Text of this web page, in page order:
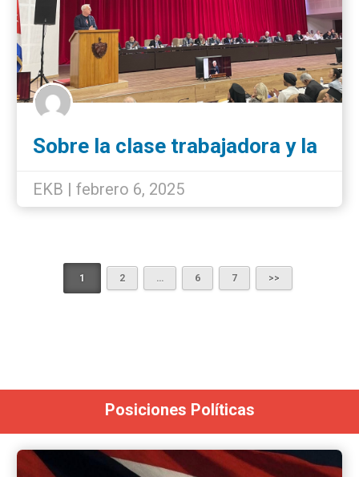
Sobre la clase trabajadora y la
EKB | febrero 6, 2025
1 2 … 6 7
Posiciones Políticas